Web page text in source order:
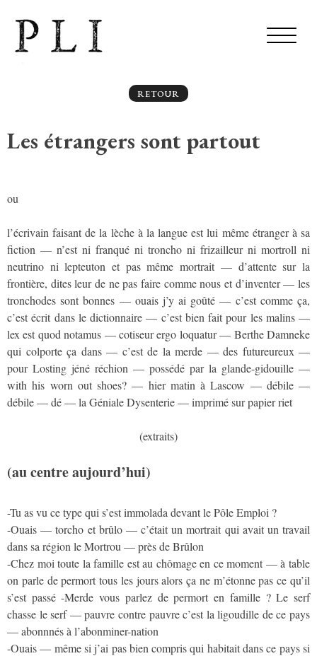
RETOUR
Les étrangers sont partout
ou
l’écrivain faisant de la lèche à la langue est lui même étranger à sa
fiction — n’est ni franqué ni troncho ni frizailleur ni mortroll ni
neutrino ni lepteuton et pas même mortrait — d’attente sur la
frontière, dites leur de ne pas faire comme nous et d’inventer — les
tronchodes sont bonnes — ouais j’y ai goûté — c’est comme ça,
c’est écrit dans le dictionnaire — c’est bien fait pour les malins —
lex est quod notamus — cotiseur ergo loquatur — Berthe Damneke
qui colporte ça dans — c’est de la merde — des futureureux —
pour Losting jéné réchion — possédé par la glande-gidouille —
with his worn out shoes? — hier matin à Lascow — débile —
débile — dé — la Géniale Dysenterie — imprimé sur papier riet
(extraits)
(au centre aujourd’hui)
-Tu as vu ce type qui s’est immolada devant le Pôle Emploi ?
-Ouais — torcho et brûlo — c’était un mortrait qui avait un travail
dans sa région le Mortrou — près de Brûlon
-Chez moi toute la famille est au chômage en ce moment — à table
on parle de permort tous les jours alors ça ne m’étonne pas ce qu’il
s’est passé -Merde vous parlez de permort en famille ? Le serf
chasse le serf — pauvre contre pauvre c’est la ligoudille de ce pays
— abonnnés à l’abonminer-nation
-Ouais — même si j’ai pas bien compris qui habitait dans ce pays si